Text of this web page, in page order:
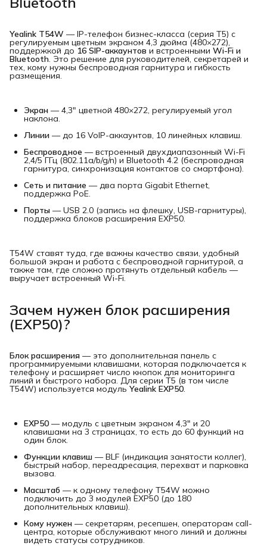
Yealink T54W — IP-телефон бизнес-класса (серия T5) с
регулируемым цветным экраном 4,3 дюйма (480×272),
поддержкой до 16 SIP-аккаунтов и встроенными Wi-Fi и
Bluetooth. Это решение для руководителей, секретарей и
тех, кому нужны беспроводная гарнитура и гибкость
размещения.
Экран — 4,3" цветной 480×272, регулируемый угол
наклона.
Линии — до 16 VoIP-аккаунтов, 10 линейных клавиш.
Беспроводное — встроенный двухдиапазонный Wi-Fi
2,4/5 ГГц (802.11a/b/g/n) и Bluetooth 4.2 (беспроводная
гарнитура, синхронизация контактов со смартфона).
Сеть и питание — два порта Gigabit Ethernet,
поддержка PoE.
Порты — USB 2.0 (запись на флешку, USB-гарнитуры),
поддержка блоков расширения EXP50.
T54W ставят туда, где важны качество связи, удобный
большой экран и работа с беспроводной гарнитурой, а
также там, где сложно протянуть отдельный кабель —
выручает встроенный Wi-Fi.
Зачем нужен блок расширения
(EXP50)?
Блок расширения — это дополнительная панель с
программируемыми клавишами, которая подключается к
телефону и расширяет число кнопок для мониторинга
линий и быстрого набора. Для серии T5 (в том числе
T54W) используется модульYealink EXP50.
EXP50 — модуль с цветным экраном 4,3" и 20
клавишами на 3 страницах, то есть до 60 функций на
один блок.
Функции клавиш — BLF (индикация занятости коллег),
быстрый набор, переадресация, перехват и парковка
вызова.
Масштаб — к одному телефону T54W можно
подключить до 3 модулей EXP50 (до 180
дополнительных клавиш).
Кому нужен — секретарям, ресепшен, операторам call-
центра, которые обслуживают много линий и должны
видеть статусы сотрудников.